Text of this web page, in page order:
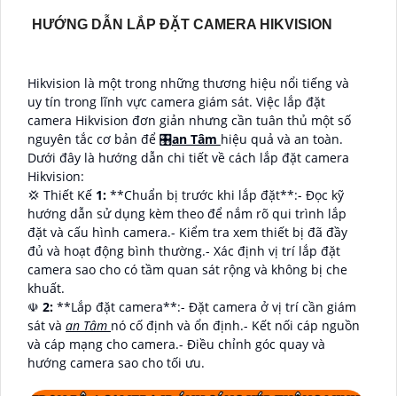
HƯỚNG DẪN LẮP ĐẶT CAMERA HIKVISION
Hikvision là một trong những thương hiệu nổi tiếng và
uy tín trong lĩnh vực camera giám sát. Việc lắp đặt
camera Hikvision đơn giản nhưng cần tuân thủ một số
nguyên tắc cơ bản để 🎛an Tâm hiệu quả và an toàn.
Dưới đây là hướng dẫn chi tiết về cách lắp đặt camera
Hikvision:
💢 Thiết Kế 1: **Chuẩn bị trước khi lắp đặt**:- Đọc kỹ
hướng dẫn sử dụng kèm theo để nắm rõ qui trình lắp
đặt và cấu hình camera.- Kiểm tra xem thiết bị đã đầy
đủ và hoạt động bình thường.- Xác định vị trí lắp đặt
camera sao cho có tầm quan sát rộng và không bị che
khuất.
☫ 2: **Lắp đặt camera**:- Đặt camera ở vị trí cần giám
sát và an Tâm nó cố định và ổn định.- Kết nối cáp nguồn
và cáp mạng cho camera.- Điều chỉnh góc quay và
hướng camera sao cho tối ưu.